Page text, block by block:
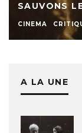
SAUVONS
CINEMA
A LA UNE